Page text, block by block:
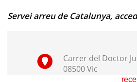
Servei arreu de Catalunya,
Carrer del Doctor
08500 Vic